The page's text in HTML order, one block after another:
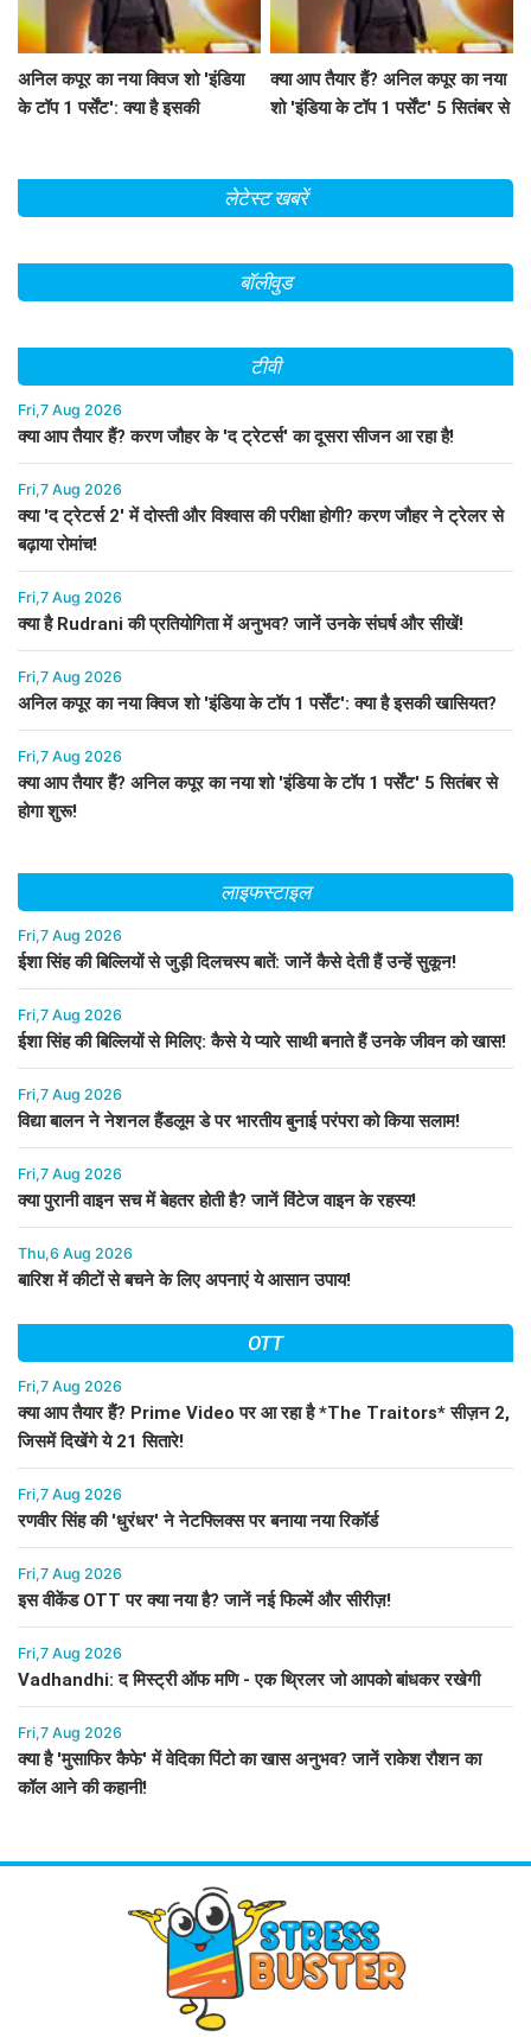
अनिल कपूर का नया क्विज शो 'इंडिया
के टॉप 1 पर्सेंट': क्या है इसकी
क्या आप तैयार हैं? अनिल कपूर का नया
शो 'इंडिया के टॉप 1 पर्सेंट' 5 सितंबर से
लेटेस्ट खबरें
बॉलीवुड
टीवी
Fri,7 Aug 2026
क्या आप तैयार हैं? करण जौहर के 'द ट्रेटर्स' का दूसरा सीजन आ रहा है!
Fri,7 Aug 2026
क्या 'द ट्रेटर्स 2' में दोस्ती और विश्वास की परीक्षा होगी? करण जौहर ने ट्रेलर से
बढ़ाया रोमांच!
Fri,7 Aug 2026
क्या है Rudrani की प्रतियोगिता में अनुभव? जानें उनके संघर्ष और सीखें!
Fri,7 Aug 2026
अनिल कपूर का नया क्विज शो 'इंडिया के टॉप 1 पर्सेंट': क्या है इसकी खासियत?
Fri,7 Aug 2026
क्या आप तैयार हैं? अनिल कपूर का नया शो 'इंडिया के टॉप 1 पर्सेंट' 5 सितंबर से
होगा शुरू!
लाइफस्टाइल
Fri,7 Aug 2026
ईशा सिंह की बिल्लियों से जुड़ी दिलचस्प बातें: जानें कैसे देती हैं उन्हें सुकून!
Fri,7 Aug 2026
ईशा सिंह की बिल्लियों से मिलिए: कैसे ये प्यारे साथी बनाते हैं उनके जीवन को खास!
Fri,7 Aug 2026
विद्या बालन ने नेशनल हैंडलूम डे पर भारतीय बुनाई परंपरा को किया सलाम!
Fri,7 Aug 2026
क्या पुरानी वाइन सच में बेहतर होती है? जानें विंटेज वाइन के रहस्य!
Thu,6 Aug 2026
बारिश में कीटों से बचने के लिए अपनाएं ये आसान उपाय!
OTT
Fri,7 Aug 2026
क्या आप तैयार हैं? Prime Video पर आ रहा है *The Traitors* सीज़न 2,
जिसमें दिखेंगे ये 21 सितारे!
Fri,7 Aug 2026
रणवीर सिंह की 'धुरंधर' ने नेटफ्लिक्स पर बनाया नया रिकॉर्ड
Fri,7 Aug 2026
इस वीकेंड OTT पर क्या नया है? जानें नई फिल्में और सीरीज़!
Fri,7 Aug 2026
Vadhandhi: द मिस्ट्री ऑफ मणि - एक थ्रिलर जो आपको बांधकर रखेगी
Fri,7 Aug 2026
क्या है 'मुसाफिर कैफे' में वेदिका पिंटो का खास अनुभव? जानें राकेश रौशन का
कॉल आने की कहानी!